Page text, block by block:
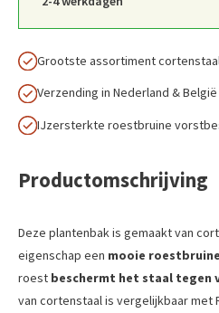
Grootste assortiment
Verzending in Nederland & België
IJzersterkte roestbruine
Productomschrijving
Deze plantenbak is gemaakt van
eigenschap een mooie
roest beschermt het staal tegen
van cortenstaal is vergelijkbaar met